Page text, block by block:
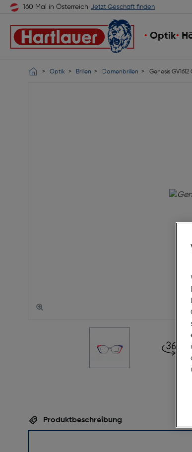
160 Mal in Österreich Jetzt Geschäft finden
Optik
Optik Brillen Damenbrillen Genesis GV1612
Produktbeschreibung